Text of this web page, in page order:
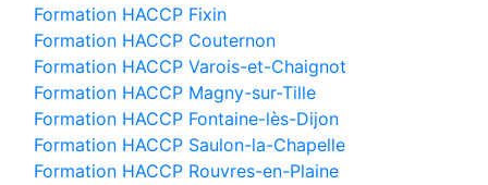
Formation HACCP Fixin
Formation HACCP Couternon
Formation HACCP Varois-et-Chaignot
Formation HACCP Magny-sur-Tille
Formation HACCP Fontaine-lès-Dijon
Formation HACCP Saulon-la-Chapelle
Formation HACCP Rouvres-en-Plaine